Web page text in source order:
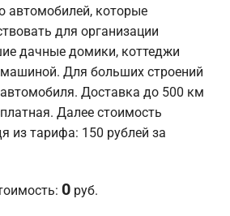
автомобилей, которые
для организации
дачные домики, коттеджи
Для больших строений
Доставка до 500 км
Далее стоимость
из тарифа: 150 рублей за
0 руб.